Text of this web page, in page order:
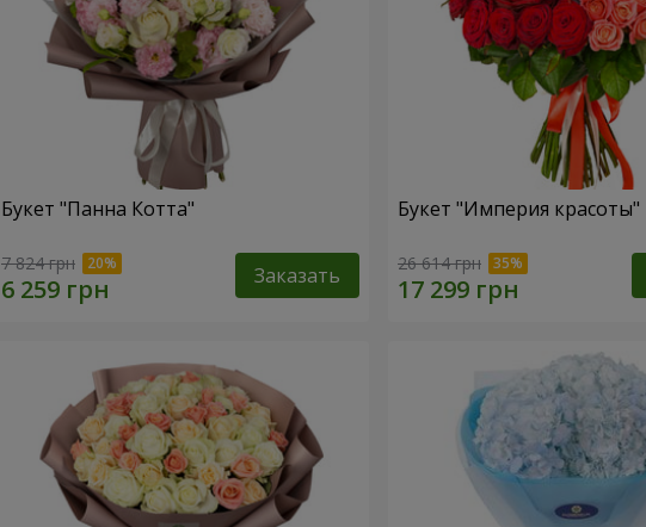
Букет "Панна Котта"
7 824 грн Заказать
Букет "Империя красоты"
26 614 грн